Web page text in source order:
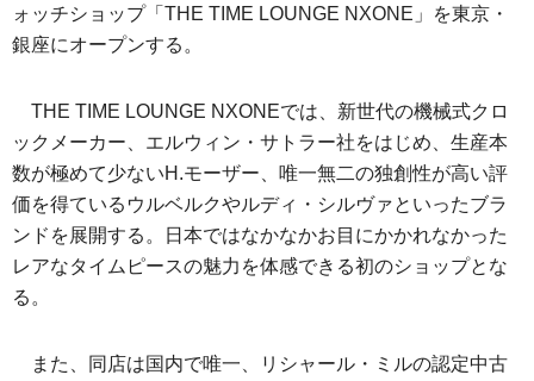
ォッチショップ「THE TIME LOUNGE NXONE」を東京・
銀座にオープンする。
THE TIME LOUNGE NXONEでは、新世代の機械式クロ
ックメーカー、エルウィン・サトラー社をはじめ、生産本
数が極めて少ないH.モーザー、唯一無二の独創性が高い評
価を得ているウルベルクやルディ・シルヴァといったブラ
ンドを展開する。日本ではなかなかお目にかかれなかった
レアなタイムピースの魅力を体感できる初のショップとな
る。
また、同店は国内で唯一、リシャール・ミルの認定中古